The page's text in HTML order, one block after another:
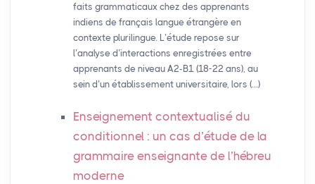
faits grammaticaux chez des apprenants
indiens de français langue étrangère en
contexte plurilingue. L’étude repose sur
l’analyse d’interactions enregistrées entre
apprenants de niveau A2-B1 (18-22 ans), au
sein d’un établissement universitaire, lors (…)
Enseignement contextualisé du
conditionnel : un cas d’étude de la
grammaire enseignante de l’hébreu
moderne